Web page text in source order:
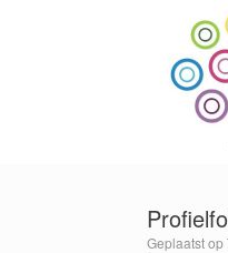
Geplaatst op